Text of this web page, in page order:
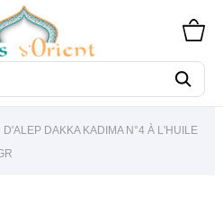
D'ALEP DAKKA KADIMA N°4 À L'HUILE